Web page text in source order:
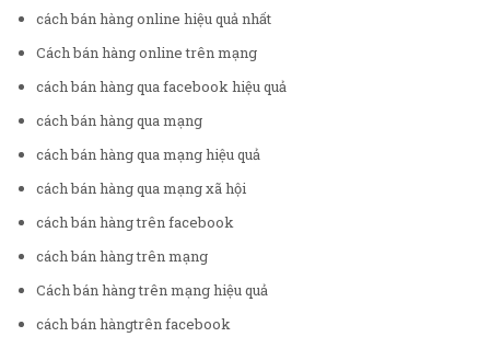
cách bán hàng online hiệu quả nhất
Cách bán hàng online trên mạng
cách bán hàng qua facebook hiệu quả
cách bán hàng qua mạng
cách bán hàng qua mạng hiệu quả
cách bán hàng qua mạng xã hội
cách bán hàng trên facebook
cách bán hàng trên mạng
Cách bán hàng trên mạng hiệu quả
cách bán hàngtrên facebook